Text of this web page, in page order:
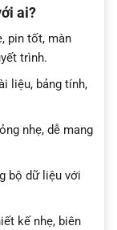
ai?
pin tốt, màn
trình.
liệu, bảng tính,
nhẹ, dễ mang
bộ dữ liệu với
kế nhẹ, biên